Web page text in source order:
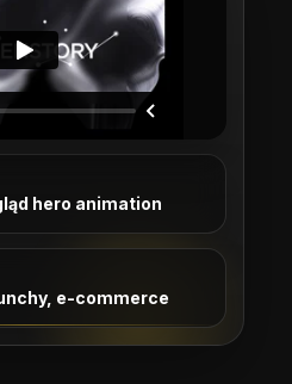
hero animation
e-commerce